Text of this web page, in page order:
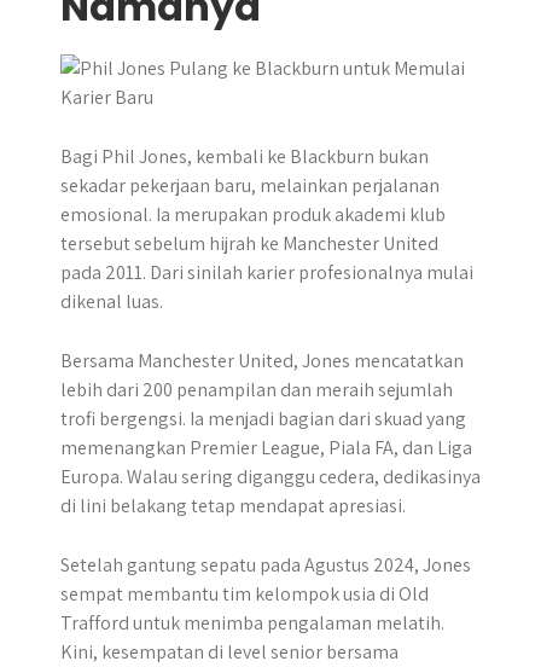
Bagi Phil Jones, kembali ke Blackburn bukan
sekadar pekerjaan baru, melainkan perjalanan
emosional. Ia merupakan produk akademi klub
tersebut sebelum hijrah ke Manchester United
pada 2011. Dari sinilah karier profesionalnya mulai
dikenal luas.
Bersama Manchester United, Jones mencatatkan
lebih dari 200 penampilan dan meraih sejumlah
trofi bergengsi. Ia menjadi bagian dari skuad yang
memenangkan Premier League, Piala FA, dan Liga
Europa. Walau sering diganggu cedera, dedikasinya
di lini belakang tetap mendapat apresiasi.
Setelah gantung sepatu pada Agustus 2024, Jones
sempat membantu tim kelompok usia di Old
Trafford untuk menimba pengalaman melatih.
Kini, kesempatan di level senior bersama